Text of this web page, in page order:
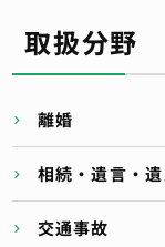
取扱分野
離婚
相続・遺言・
交通事故